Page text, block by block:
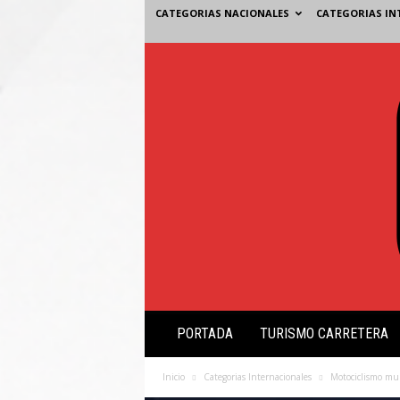
CATEGORIAS NACIONALES CATEGORIAS
s
ó
PORTADA TURISMO CARRETERA
Inicio Categorias Internacionales Motociclismo